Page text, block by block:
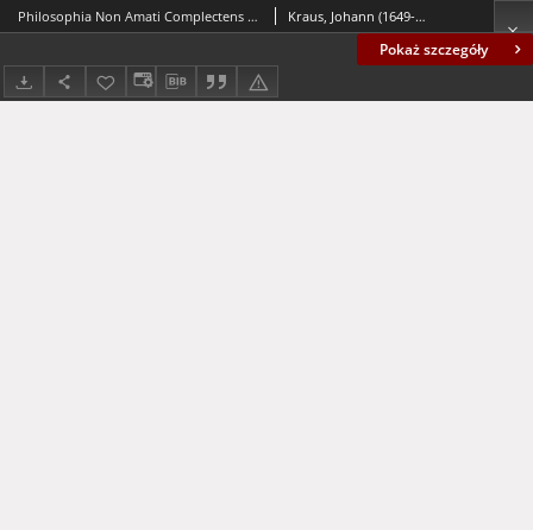
Pokaż szczegóły
Philosophia Non Amati Complectens Manuductionem Ab Homine Ad Deum Kraus, Johann (1649-1732)